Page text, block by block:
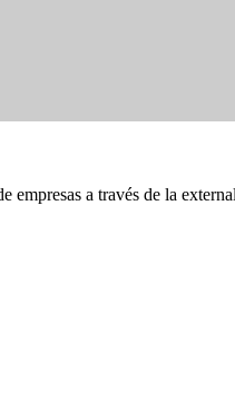
a través de la